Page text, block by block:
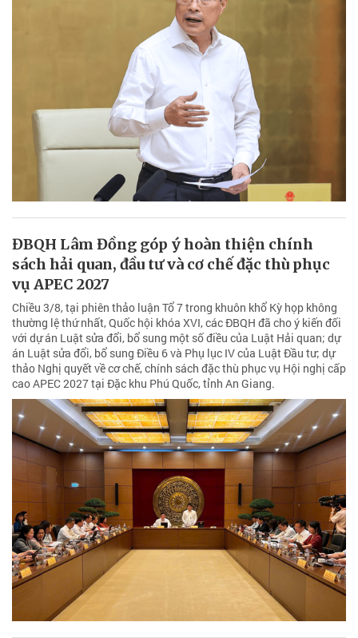
ĐBQH Lâm Đồng góp ý hoàn thiện chính
sách hải quan, đầu tư và cơ chế đặc thù phục
vụ APEC 2027
Chiều 3/8, tại phiên thảo luận Tổ 7 trong khuôn khổ Kỳ họp không
thường lệ thứ nhất, Quốc hội khóa XVI, các ĐBQH đã cho ý kiến đối
với dự án Luật sửa đổi, bổ sung một số điều của Luật Hải quan; dự
án Luật sửa đổi, bổ sung Điều 6 và Phụ lục IV của Luật Đầu tư; dự
thảo Nghị quyết về cơ chế, chính sách đặc thù phục vụ Hội nghị cấp
cao APEC 2027 tại Đặc khu Phú Quốc, tỉnh An Giang.